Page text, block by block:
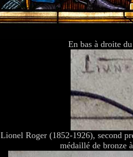
En bas à droite
Lionel Roger (1852-1926), second
médaillé de bronze